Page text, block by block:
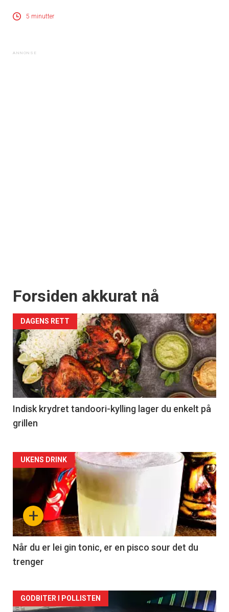
5 minutter
Forsiden akkurat nå
DAGENS RETT
Indisk krydret tandoori-kylling lager du enkelt på
grillen
Forsiden
akkurat
nå
-
2
+
UKENS DRINK
Når du er lei gin tonic, er en pisco sour det du
trenger
Forsiden
GODBITER I POLLISTEN